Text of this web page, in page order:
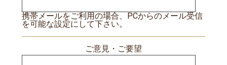
携帯メールをご利用の場合、PCからのメール受信
を可能な設定にして下さい。
ご意見・ご要望